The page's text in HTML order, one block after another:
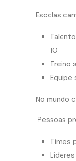
Escolas
10
Treino
Equipe
No mundo
Pessoas
Times